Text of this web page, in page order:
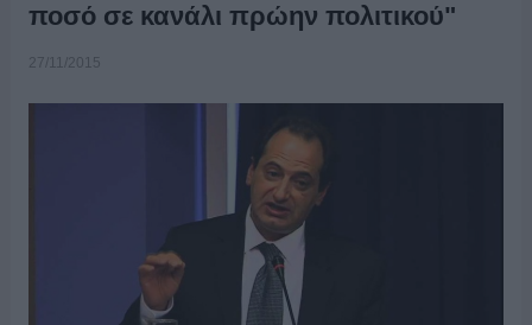
ποσό σε κανάλι πρώην πολιτικού"
27/11/2015